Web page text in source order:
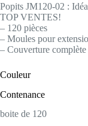
Popits JM120-02 :
TOP VENTES!
– 120 pièces
– Moules pour
– Couverture complète
Couleur
Contenance
boite de 120